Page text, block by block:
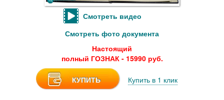
Смотреть видео
Смотреть фото документа
Настоящий
полный ГОЗНАК - 15990 руб.
КУПИТЬ Купить в 1 клик